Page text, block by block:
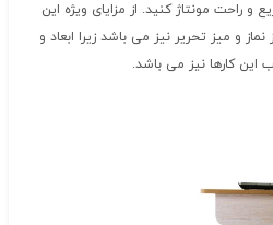
و راحت مونتاژ کنید. از مزایای ویژه این
و میز تحریر نیز می باشد زیرا ابعاد و
این کارها نیز می باشد.